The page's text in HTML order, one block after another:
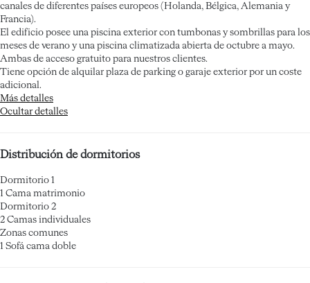
canales de diferentes países europeos (Holanda, Bélgica, Alemania y
Francia).
El edificio posee una piscina exterior con tumbonas y sombrillas para los
meses de verano y una piscina climatizada abierta de octubre a mayo.
Ambas de acceso gratuito para nuestros clientes.
Tiene opción de alquilar plaza de parking o garaje exterior por un coste
adicional.
Más detalles
Ocultar detalles
Distribución de dormitorios
Dormitorio 1
1 Cama matrimonio
Dormitorio 2
2 Camas individuales
Zonas comunes
1 Sofá cama doble